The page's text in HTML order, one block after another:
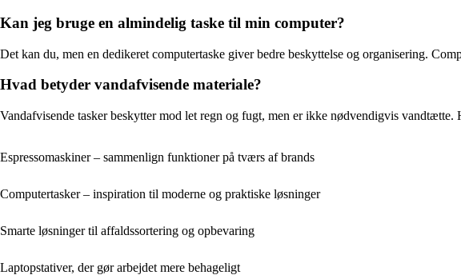
Kan jeg bruge en almindelig taske til min computer?
Det kan du, men en dedikeret computertaske giver bedre beskyttelse og organisering.
Hvad betyder vandafvisende materiale?
Vandafvisende tasker beskytter mod let regn og fugt, men er ikke nødvendigvis
Espressomaskiner – sammenlign funktioner på tværs af brands
Computertasker – inspiration til moderne og praktiske løsninger
Smarte løsninger til affaldssortering og opbevaring
Laptopstativer, der gør arbejdet mere behageligt